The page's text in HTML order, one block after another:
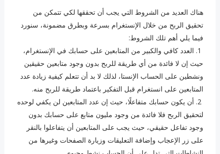
هناك العديد من الشروط التي يجب أن تحققها لكي تتمكن من
تحقيق الربح من خلال الإنستغرام بسرعة وبطرق مضمونة، سنورد
فيما يلي أهم تلك الشروط:
1. العدد كافي والكبير من المتابعين على حسابك في الإنستغرام،
حيث إن لا فائدة من أي طريقة للربح بدون وجود متابعين حقيقين
ونشطين على الحساب الإنستا، لذلك لا بد أن تتعلم كيفية زيادة عدد
المتابعين على انستغرام قبل التفكير باعتماد طريقة للربح منه.
2. ‏أن يكون حسابك متفاعلًا، حيث إن عدد المتابعين لن يكفي لوحده
لتحقيق الربح فلا فائدة من وجود مليون متابع على حسابك بدون
وجود تفاعل حقيقي، حيث يجب على المتابعين أن يتفاعلوا بالنقر
على زر الإعجاب وإضافة التعليقات وزيارة الصفحات وغيرها من